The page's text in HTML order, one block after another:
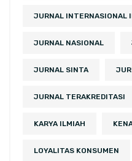
JURNAL INTERNASIONAL
JURNAL NASIONAL
JURNAL SINTA
JURNAL TERAKREDITASI
KARYA ILMIAH
LOYALITAS KONSUMEN